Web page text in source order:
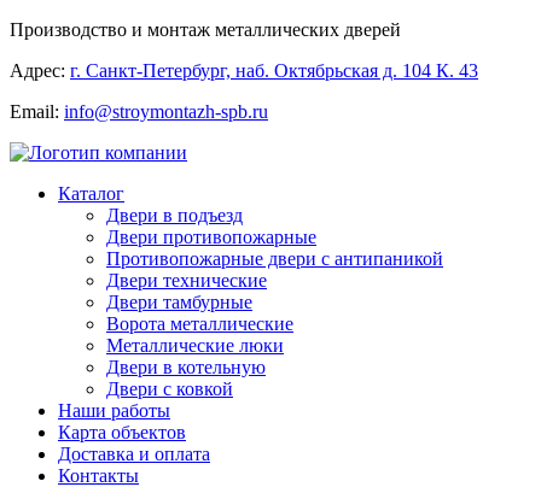
Производство и монтаж металлических дверей
Адрес: г. Санкт-Петербург, наб. Октябрьская д. 104 К. 43
Email: info@stroymontazh-spb.ru
Каталог
Двери в подъезд
Двери противопожарные
Противопожарные двери с антипаникой
Двери технические
Двери тамбурные
Ворота металлические
Металлические люки
Двери в котельную
Двери с ковкой
Наши работы
Карта объектов
Доставка и оплата
Контакты